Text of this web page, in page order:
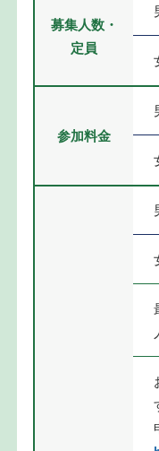
募集人数・
定員
参加料金